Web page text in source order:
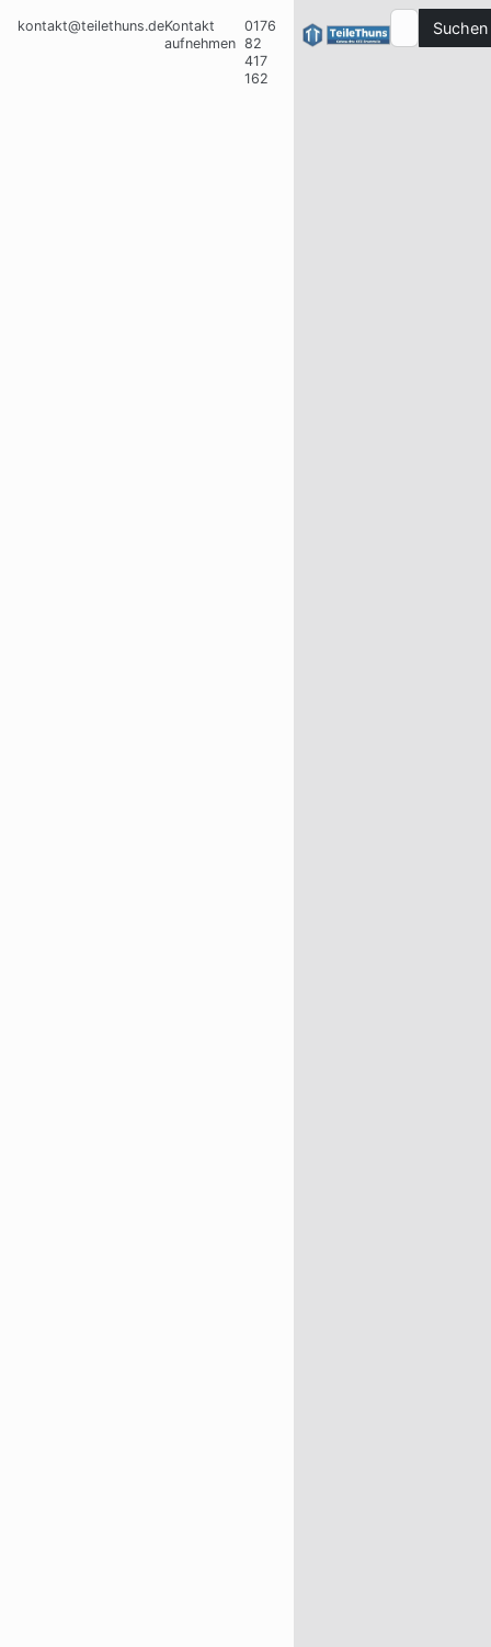
kontakt@teilethuns.deKontakt
aufnehmen
0176
82
417
162
Suchen